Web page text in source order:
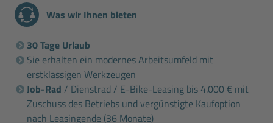
Was wir Ihnen bieten
30 Tage Urlaub
Sie erhalten ein modernes Arbeitsumfeld mit
erstklassigen Werkzeugen
Job-Rad / Dienstrad / E-Bike-Leasing bis 4.000 € mit
Zuschuss des Betriebs und vergünstigte Kaufoption
nach Leasingende (36 Monate)